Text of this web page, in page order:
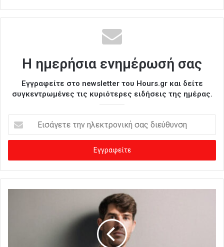
Η ημερήσια ενημέρωσή σας
Εγγραφείτε στο newsletter του Hours.gr και δείτε
συγκεντρωμένες τις κυριότερες ειδήσεις της ημέρας.
σ
γ
ε